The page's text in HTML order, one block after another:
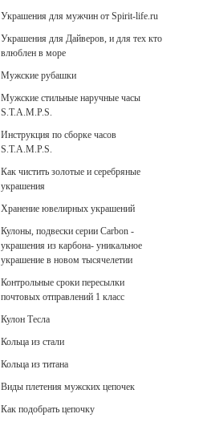
Украшения для мужчин от Spirit-life.ru
Украшения для Дайверов, и для тех кто
влюблен в море
Мужские рубашки
Мужские стильные наручные часы
S.T.A.M.P.S.
Инструкция по сборке часов
S.T.A.M.P.S.
Как чистить золотые и серебряные
украшения
Хранение ювелирных украшений
Кулоны, подвески серии Carbon -
украшения из карбона- уникальное
украшение в новом тысячелетии
Контрольные сроки пересылки
почтовых отправлений 1 класс
Кулон Тесла
Кольца из стали
Кольца из титана
Виды плетения мужских цепочек
Как подобрать цепочку